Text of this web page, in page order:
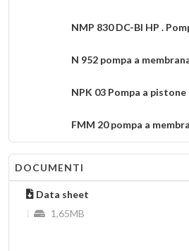
NMP 830 DC-BI HP .
N 952 pompa a
NPK 03 Pompa a
FMM 20 pompa a
N 86.16 pompa a
N 87 pompa a membrana
DOCUMENTI
Data sheet
1,65MB